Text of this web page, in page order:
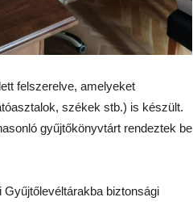
felszerelve, amelyeket
székek stb.) is készült.
gyűjtőkönyvtárt rendeztek be
biztonsági